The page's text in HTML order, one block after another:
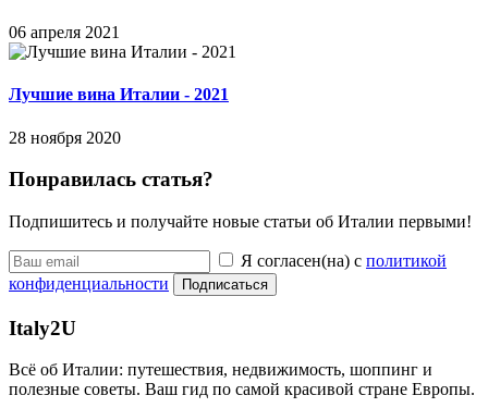
06 апреля 2021
Лучшие вина Италии - 2021
28 ноября 2020
Понравилась статья?
Подпишитесь и получайте новые статьи об Италии первыми!
Я согласен(на) с политикой
конфиденциальности
Подписаться
Italy2U
Всё об Италии: путешествия, недвижимость, шоппинг и
полезные советы. Ваш гид по самой красивой стране Европы.